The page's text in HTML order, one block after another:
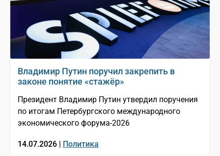
Владимир Путин поручил закрепить в
законе понятие «стажёр»
Президент Владимир Путин утвердил поручения
по итогам Петербургского международного
экономического форума-2026
14.07.2026 | Политика